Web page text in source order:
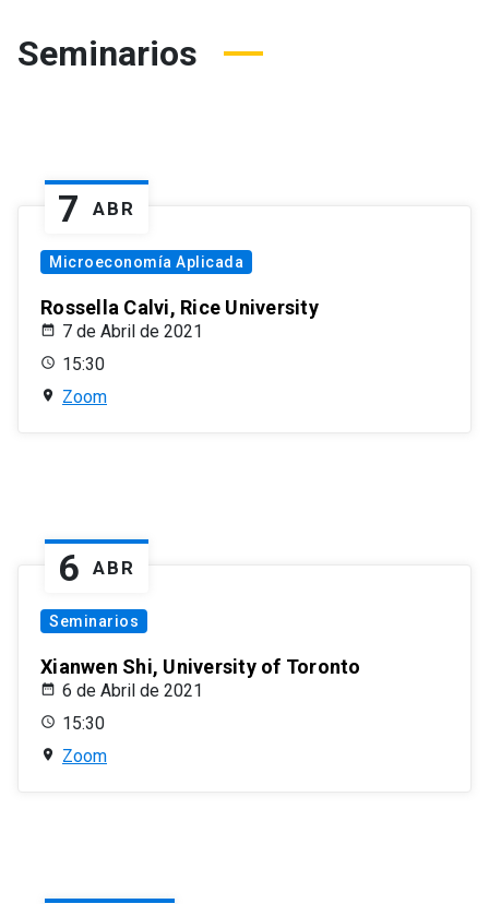
Seminarios
7 ABR
Microeconomía Aplicada
Rossella Calvi, Rice University
7 de Abril de 2021
15:30
Zoom
6 ABR
Seminarios
Xianwen Shi, University of Toronto
6 de Abril de 2021
15:30
Zoom